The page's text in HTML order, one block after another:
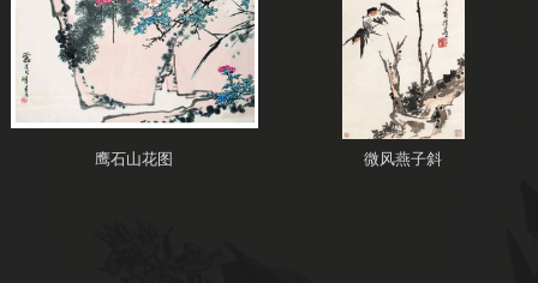
鹰石山花图 微风燕子斜